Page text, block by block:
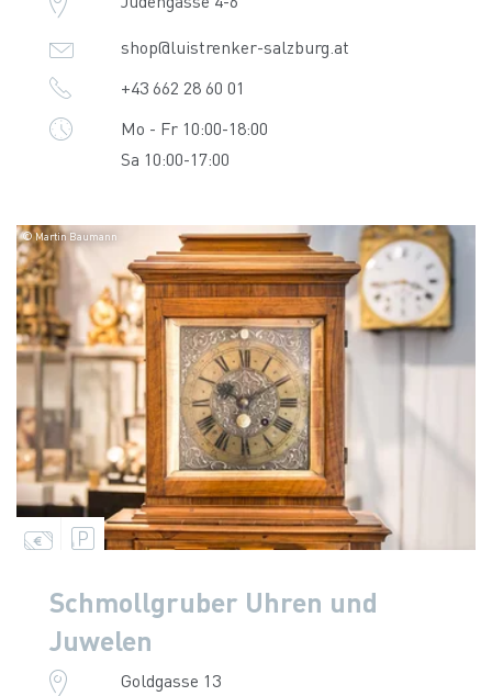
shop@luistrenker-salzburg.at
+43 662 28 60 01
Mo - Fr 10:00-18:00
Sa 10:00-17:00
© Martin Baumann
Schmollgruber Uhren und
Juwelen
Goldgasse 13